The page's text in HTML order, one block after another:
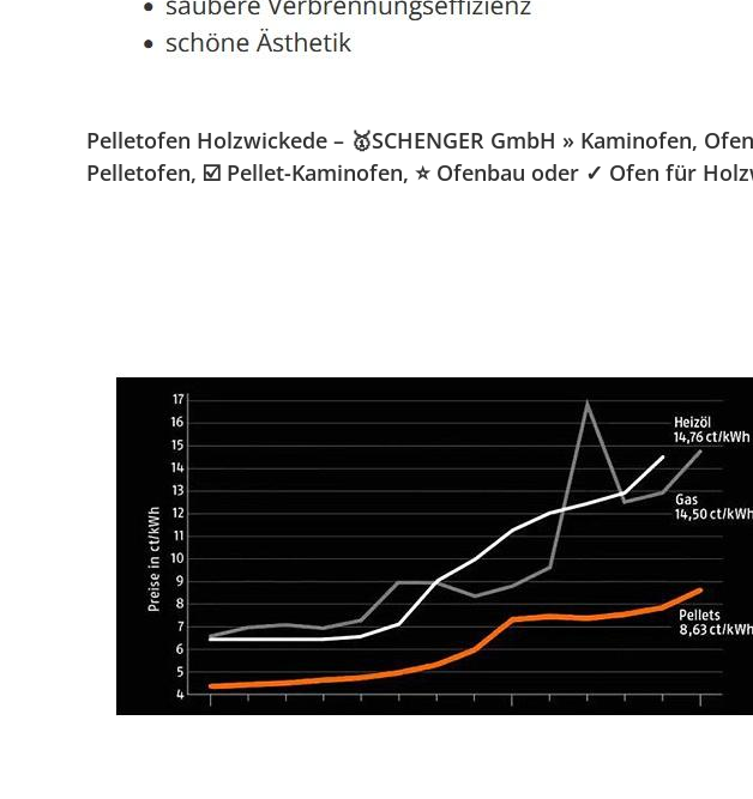
Pelletofen Holzwickede – 🥇SCHENGER GmbH » Kaminofen,
Pelletofen, ☑️ Pellet-Kaminofen, ⭐ Ofenbau oder ✓ Ofen für